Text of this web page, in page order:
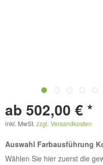
ab 502,00 € *
inkl. MwSt. zzgl. Versandkosten
Auswahl Farbausführung
Wählen Sie hier zuerst die